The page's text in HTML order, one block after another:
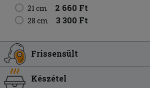
21 cm 2 660 Ft
28 cm 3 300 Ft
Frissensült
Készétel